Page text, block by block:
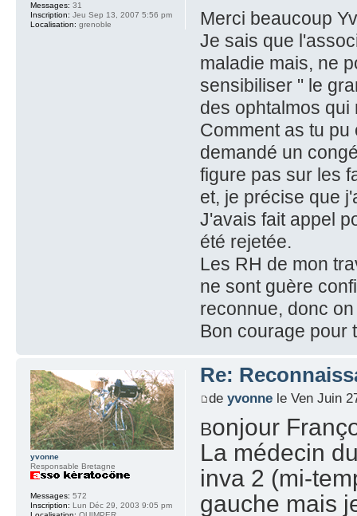
Merci beaucoup
Je sais que
maladie mais, ne
sensibiliser " le
des ophtalmos
Comment as tu
demandé un
figure pas sur les
et, je précise que
J'avais fait appel
été rejetée.
Les RH de mon
ne sont guère
reconnue, donc
Bon courage pour
Messages: 31
Inscription: Jeu Sep 13, 2007 5:56 pm
Localisation: grenoble
Re:
de yvonnele Ven Juin
Bonjour
La médecin
inva 2 (mi-
gauche mais
yvonne
Responsable Bretagne
Messages: 572
Inscription: Lun Déc 29, 2003 9:05 pm